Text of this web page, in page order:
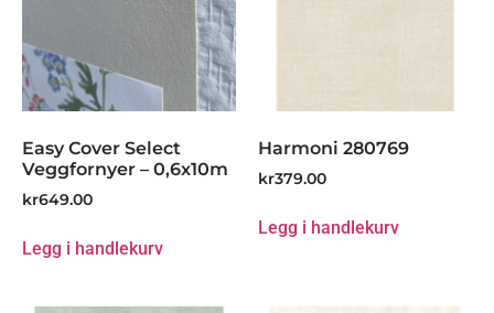
Easy Cover Select
Veggfornyer – 0,6x10m
kr649.00
Legg i handlekurv
Harmoni 280769
kr379.00
Legg i handlekurv